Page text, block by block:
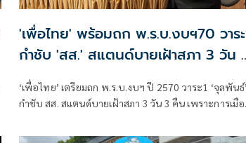
'เพื่อไทย' พร้อมถก พ.ร.บ.งบฯ70 วาระ
กำชับ 'สส.' สแตนด์บายเฝ้าสภา 3 วัน
คืน
‘เพื่อไทย’ เตรียมถก พ.ร.บ.งบฯ ปี 2570 วาระ1 ‘จุลพันธ์’
กำชับ สส. สแตนด์บายเฝ้าสภา 3 วัน 3 คืน เพราะการเมือ
ประโยชน์ช่วยรีดไขมันของงบแผ่นดิน